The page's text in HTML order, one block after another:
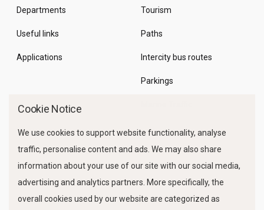
Departments
Useful links
Applications
Tourism
Paths
Intercity bus routes
Parkings
Cookie Notice
We use cookies to support website functionality, analyse
traffic, personalise content and ads. We may also share
information about your use of our site with our social media,
advertising and analytics partners. More specifically, the
overall cookies used by our website are categorized as